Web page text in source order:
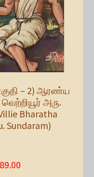
– 2) ஆரண்ய
அரு.
Bharatha
Sundaram)